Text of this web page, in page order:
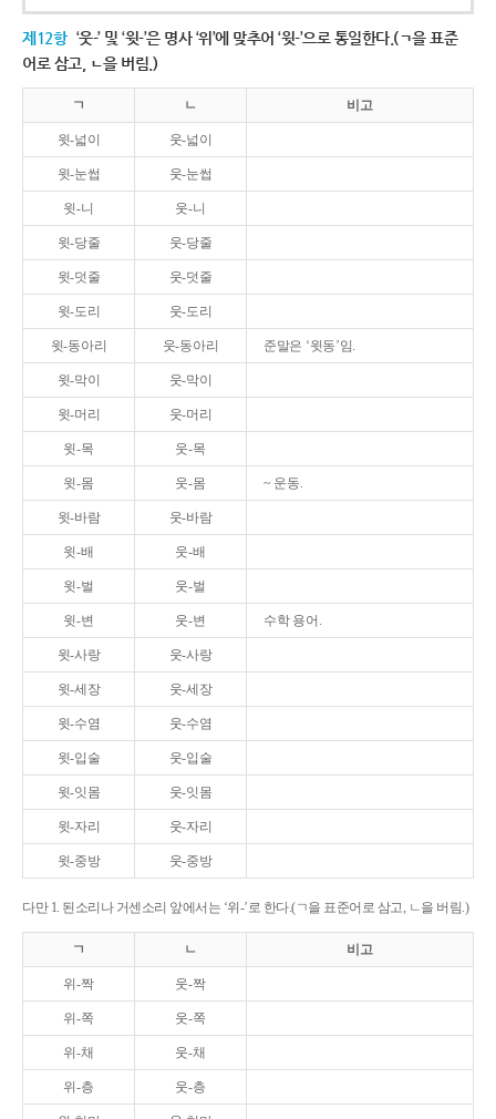
제12항 ‘웃-’ 및 ‘윗-’은 명사 ‘위’에 맞추어 ‘윗-’으로 통일한다.(ㄱ을 표준
어로 삼고, ㄴ을 버림.)
ㄱ ㄴ 비고
윗-넓이 웃-넓이
윗-눈썹 웃-눈썹
윗-니 웃-니
윗-당줄 웃-당줄
윗-덧줄 웃-덧줄
윗-도리 웃-도리
윗-동아리 웃-동아리 준말은 ‘윗동’임.
윗-막이 웃-막이
윗-머리 웃-머리
윗-목 웃-목
윗-몸 웃-몸 ~ 운동.
윗-바람 웃-바람
윗-배 웃-배
윗-벌 웃-벌
윗-변 웃-변 수학 용어.
윗-사랑 웃-사랑
윗-세장 웃-세장
윗-수염 웃-수염
윗-입술 웃-입술
윗-잇몸 웃-잇몸
윗-자리 웃-자리
윗-중방 웃-중방
다만 1. 된소리나 거센소리 앞에서는 ‘위-’로 한다.(ㄱ을 표준어로 삼고, ㄴ을 버림.)
ㄱ ㄴ 비고
위-짝 웃-짝
위-쪽 웃-쪽
위-채 웃-채
위-층 웃-층